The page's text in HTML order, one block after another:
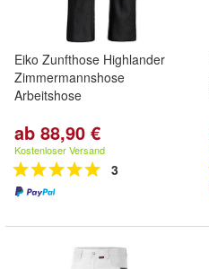
Eiko Zunfthose Highlander
Zimmermannshose
Arbeitshose
ab 88,90 €
Kostenloser Versand
3